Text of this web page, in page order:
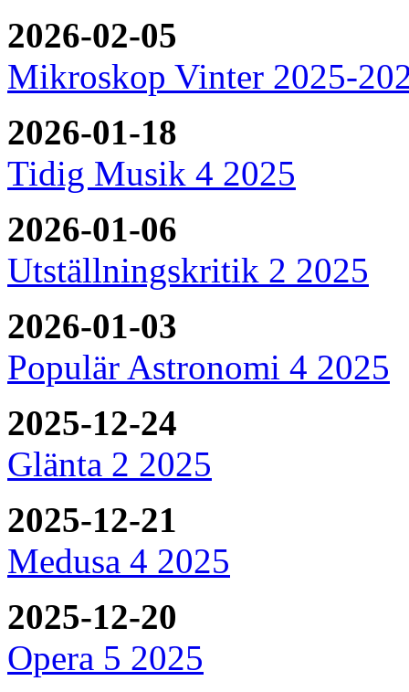
2026-02-05
Mikroskop Vinter 2025-
2026-01-18
Tidig Musik 4 2025
2026-01-06
Utställningskritik 2 2025
2026-01-03
Populär Astronomi 4 2025
2025-12-24
Glänta 2 2025
2025-12-21
Medusa 4 2025
2025-12-20
Opera 5 2025